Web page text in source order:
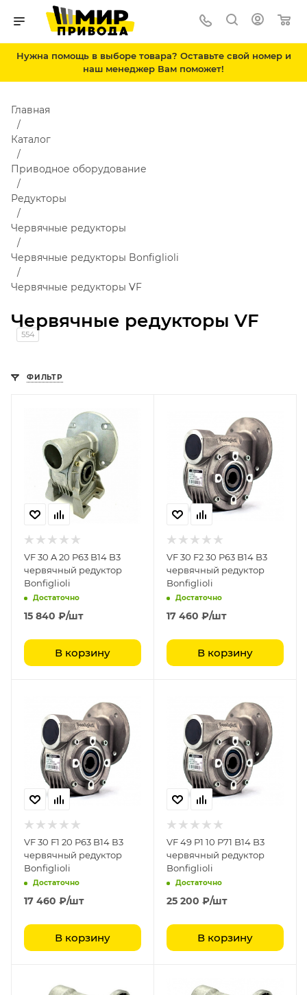
Нужна помощь в выборе товара? Оставьте свой номер и
наш менеджер Вам поможет!
Червячные редукторы VF
554
Главная
Каталог
Приводное оборудование
Редукторы
Червячные редукторы
Червячные редукторы Bonfiglioli
Червячные редукторы VF
ФИЛЬТР
VF 30 A 20 P63 B14 B3
червячный редуктор
Bonfiglioli
Достаточно
15 840 ₽/шт
В корзину
VF 30 F2 30 P63 B14 B3
червячный редуктор
Bonfiglioli
Достаточно
17 460 ₽/шт
В корзину
VF 30 F1 20 P63 B14 В3
червячный редуктор
Bonfiglioli
Достаточно
17 460 ₽/шт
В корзину
VF 49 P1 10 P71 B14 B3
червячный редуктор
Bonfiglioli
Достаточно
25 200 ₽/шт
В корзину